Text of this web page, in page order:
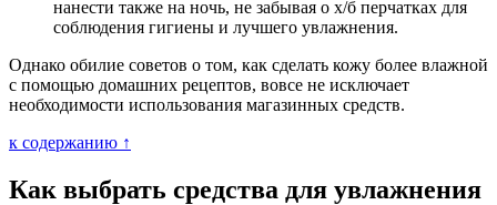
нанести также на ночь, не забывая о х/б перчатках для
соблюдения гигиены и лучшего увлажнения.
Однако обилие советов о том, как сделать кожу более влажной
с помощью домашних рецептов, вовсе не исключает
необходимости использования магазинных средств.
к содержанию ↑
Как выбрать средства для увлажнения